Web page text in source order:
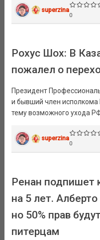
superzina
0
Рохус Шох: В
пожалел о
Президент
и бывший член
тему возможного ухода
superzina
0
Ренан подпишет
на 5 лет.
но 50% прав
питерцам